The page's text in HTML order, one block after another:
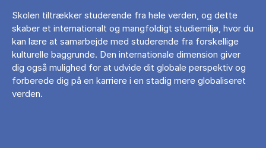
Skolen tiltrækker studerende fra hele verden, og dette
skaber et internationalt og mangfoldigt studiemiljø, hvor du
kan lære at samarbejde med studerende fra forskellige
kulturelle baggrunde. Den internationale dimension giver
dig også mulighed for at udvide dit globale perspektiv og
forberede dig på en karriere i en stadig mere globaliseret
verden.